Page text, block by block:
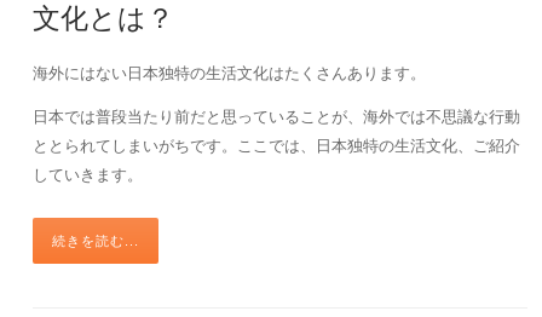
文化とは？
海外にはない日本独特の生活文化はたくさんあります。
日本では普段当たり前だと思っていることが、海外では不思議な行動
ととられてしまいがちです。ここでは、日本独特の生活文化、ご紹介
していきます。
続きを読む...